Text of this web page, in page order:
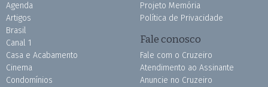
Agenda
Artigos
Brasil
Canal 1
Casa e Acabamento
Cinema
Condomínios
Projeto Memória
Política de Privacidade
Fale conosco
Fale com o Cruzeiro
Atendimento ao Assinante
Anuncie no Cruzeiro